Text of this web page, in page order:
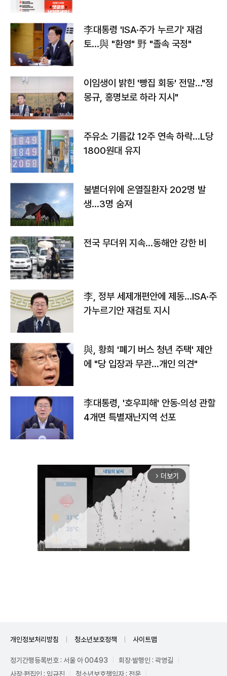
李대통령 'ISA·주가 누르기' 재검
토…與 "환영" 野 "졸속 국정"
이임생이 밝힌 '빵집 회동' 전말…"정
몽규, 홍명보로 하라 지시"
주유소 기름값 12주 연속 하락…L당
1800원대 유지
불볕더위에 온열질환자 202명 발
생…3명 숨져
전국 무더위 지속…동해안 강한 비
李, 정부 세제개편안에 제동…ISA·주
가누르기안 재검토 지시
與, 황희 '폐기 버스 청년 주택' 제안
에 "당 입장과 무관…개인 의견"
李대통령, '호우피해' 안동·의성 관할
4개면 특별재난지역 선포
arrow_forward_ios 더보기
개인정보처리방침 청소년보호정책 사이트맵
정기간행등록번호 : 서울 아 00493
회장·발행인 : 곽영길
사장·편집인 : 임규진
청소년보호책임자 : 전운